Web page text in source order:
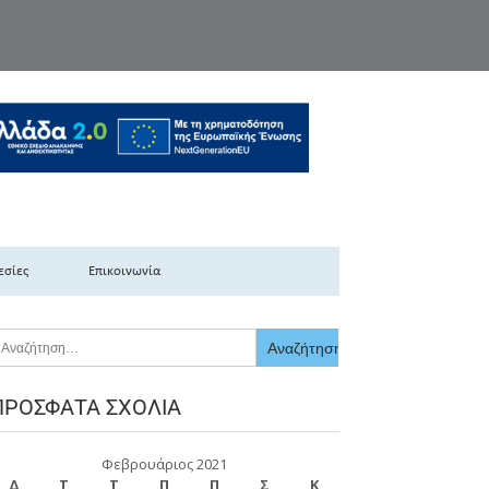
Ελλάδας
Επικοινωνία
ΣΧΌΛΙΑ
Φεβρουάριος 2021
Δ
Τ Τ Π Π Σ Κ